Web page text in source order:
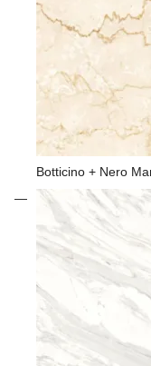
Botticino + Nero